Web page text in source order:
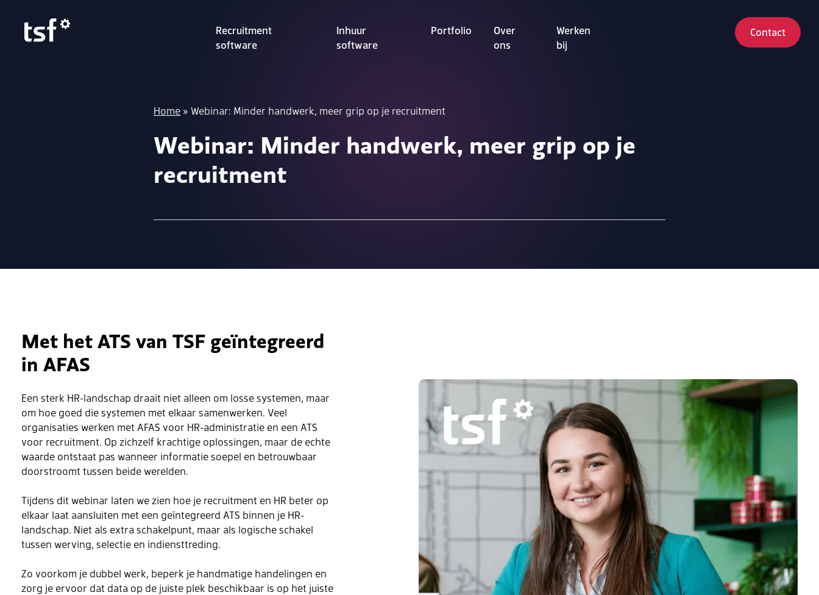
Recruitment
software
Inhuur
software
Portfolio
Over
ons
Werken
bij
Contact
Home »Webinar: Minder handwerk, meer grip op je recruitment
Webinar: Minder handwerk, meer grip op je
recruitment
Met het ATS van TSF geïntegreerd
in AFAS
Een sterk HR-landschap draait niet alleen om losse systemen, maar
om hoe goed die systemen met elkaar samenwerken. Veel
organisaties werken met AFAS voor HR-administratie en een ATS
voor recruitment. Op zichzelf krachtige oplossingen, maar de echte
waarde ontstaat pas wanneer informatie soepel en betrouwbaar
doorstroomt tussen beide werelden.
Tijdens dit webinar laten we zien hoe je recruitment en HR beter op
elkaar laat aansluiten met een geïntegreerd ATS binnen je HR-
landschap. Niet als extra schakelpunt, maar als logische schakel
tussen werving, selectie en indiensttreding.
Zo voorkom je dubbel werk, beperk je handmatige handelingen en
zorg je ervoor dat data op de juiste plek beschikbaar is op het juiste